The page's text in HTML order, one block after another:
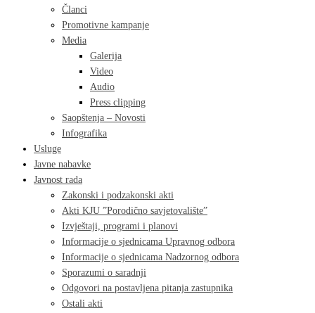
Članci
Promotivne kampanje
Media
Galerija
Video
Audio
Press clipping
Saopštenja – Novosti
Infografika
Usluge
Javne nabavke
Javnost rada
Zakonski i podzakonski akti
Akti KJU ”Porodično savjetovalište”
Izvještaji, programi i planovi
Informacije o sjednicama Upravnog odbora
Informacije o sjednicama Nadzornog odbora
Sporazumi o saradnji
Odgovori na postavljena pitanja zastupnika
Ostali akti